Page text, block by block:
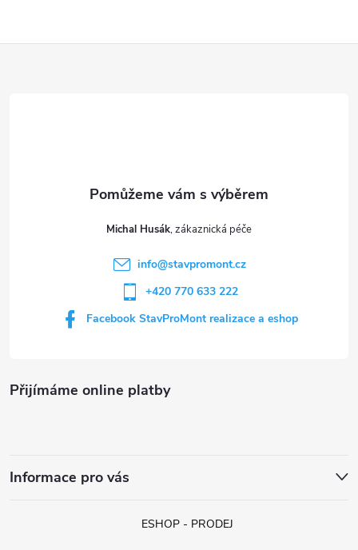
Přijímáme online platby
Informace pro vás
Michal Husák
info@stavpromont.cz
+420 770 633 222
Facebook StavProMont realizace a eshop
ESHOP - PRODEJ